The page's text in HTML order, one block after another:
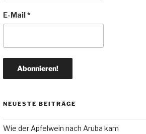
E-Mail*
NEUESTE BEITRÄGE
Wie der Apfelwein nach Aruba kam